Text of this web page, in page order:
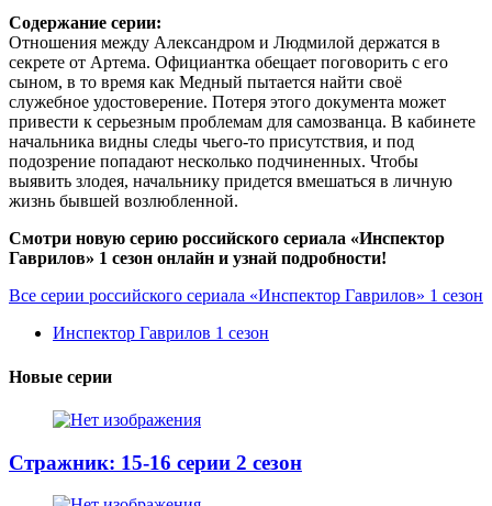
Содержание серии:
Отношения между Александром и Людмилой держатся в
секрете от Артема. Официантка обещает поговорить с его
сыном, в то время как Медный пытается найти своё
служебное удостоверение. Потеря этого документа может
привести к серьезным проблемам для самозванца. В кабинете
начальника видны следы чьего-то присутствия, и под
подозрение попадают несколько подчиненных. Чтобы
выявить злодея, начальнику придется вмешаться в личную
жизнь бывшей возлюбленной.
Смотри новую серию российского сериала «Инспектор
Гаврилов» 1 сезон онлайн и узнай подробности!
Все серии российского сериала «Инспектор Гаврилов» 1 сезон
Инспектор Гаврилов 1 сезон
Новые серии
Стражник: 15-16 серии 2 сезон